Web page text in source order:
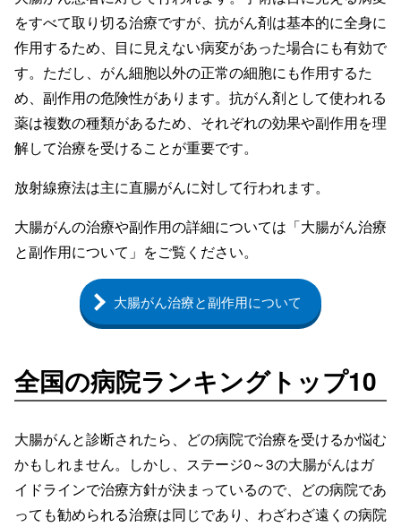
をすべて取り切る治療ですが、抗がん剤は基本的に全身に
作用するため、目に見えない病変があった場合にも有効で
す。ただし、がん細胞以外の正常の細胞にも作用するた
め、副作用の危険性があります。抗がん剤として使われる
薬は複数の種類があるため、それぞれの効果や副作用を理
解して治療を受けることが重要です。
放射線療法は主に直腸がんに対して行われます。
大腸がんの治療や副作用の詳細については「大腸がん治療
と副作用について」をご覧ください。
大腸がん治療と副作用について
全国の病院ランキングトップ10
大腸がんと診断されたら、どの病院で治療を受けるか悩む
かもしれません。しかし、ステージ0～3の大腸がんはガ
イドラインで治療方針が決まっているので、どの病院であ
っても勧められる治療は同じであり、わざわざ遠くの病院